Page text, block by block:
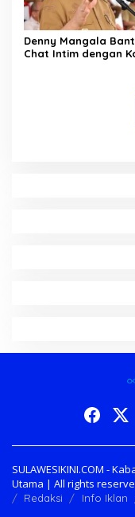
Denny Mangala
Chat Intim dengan
SULAWESIKINI.COM -
Utama | All rights
Redaksi Info Iklan